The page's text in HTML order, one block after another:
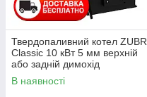
Твердопаливний котел ZUBR
Сlassic 10 кВт 5 мм верхній
або задній димохід
В наявності